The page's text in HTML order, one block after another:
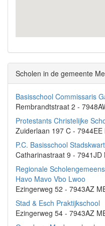
Scholen in de gemeente
Basisschool Commissaris
Rembrandtstraat 2 -
Protestants Christelijke
Zuiderlaan 197 C - 7944EE
P.C. Basisschool
Catharinastraat 9 - 7941JD
Regionale
Havo Mavo Vbo Lwoo
Ezingerweg 52 - 7943AZ
Stad & Esch Praktijkschool
Ezingerweg 54 - 7943AZ